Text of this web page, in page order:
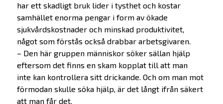
har ett skadligt bruk lider i tysthet och kostar
samhället enorma pengar i form av ökade
sjukvårdskostnader och minskad produktivitet,
något som förstås också drabbar arbetsgivaren.
– Den här gruppen människor söker sällan hjälp
eftersom det finns en skam kopplat till att man
inte kan kontrollera sitt drickande. Och om man mot
förmodan skulle söka hjälp, är det långt ifrån säkert
att man får det.